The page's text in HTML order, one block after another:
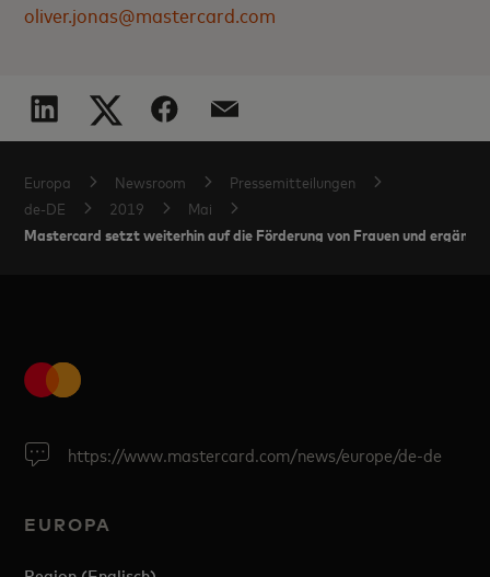
oliver.jonas@mastercard.com
Europa Newsroom
Pressemitteilungen
de-DE
2019 Mai
Mastercard setzt weiterhin auf die Förderung von Frauen und
https://www.mastercard.com/news/europe/de-de
EUROPA